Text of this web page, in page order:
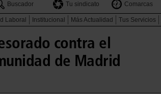
Buscador
Tu sindicato Comarcas
Laboral Institucional Más Actualidad Tus Servicios
contra el
de Madrid